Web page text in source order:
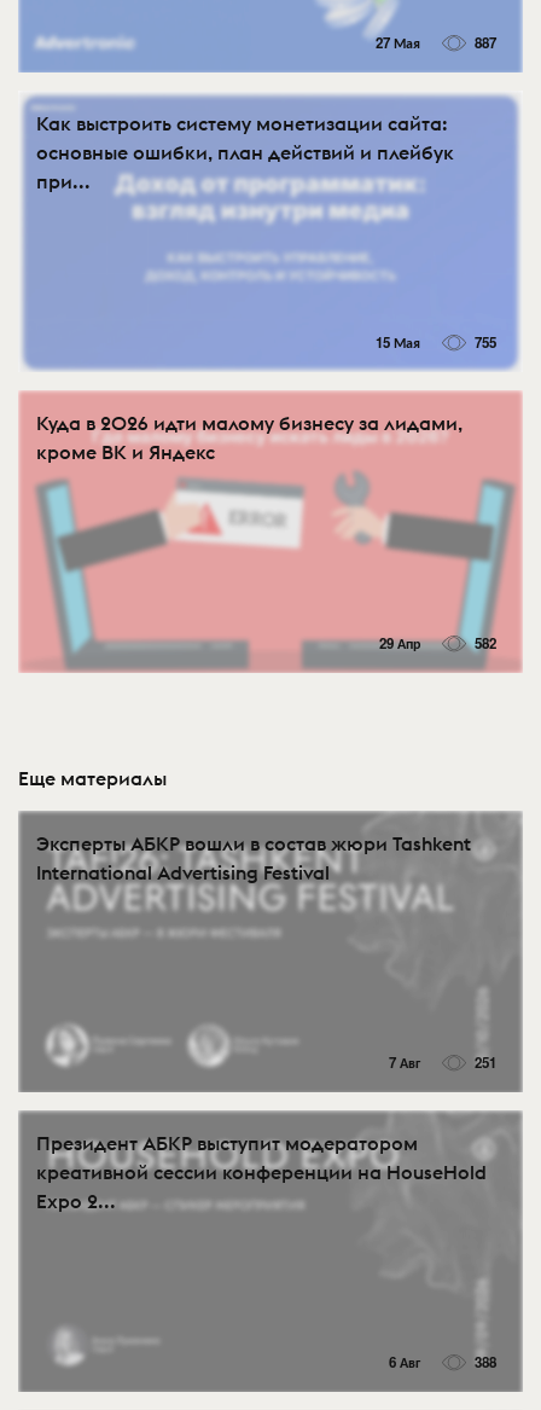
27 Мая 887
Как выстроить систему монетизации сайта:
основные ошибки, план действий и плейбук
при...
15 Мая 755
Куда в 2026 идти малому бизнесу за лидами,
кроме ВК и Яндекс
29 Апр 582
Еще материалы
Эксперты АБКР вошли в состав жюри Tashkent
International Advertising Festival
7 Авг 251
Президент АБКР выступит модератором
креативной сессии конференции на HouseHold
Expo 2...
6 Авг 388